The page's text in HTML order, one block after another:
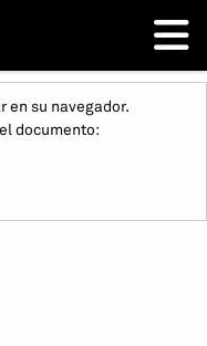
en su navegador.
documento: